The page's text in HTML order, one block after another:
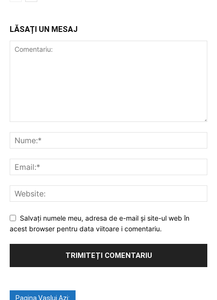
LĂSAȚI UN MESAJ
Salvați numele meu, adresa de e-mail și site-ul web în
acest browser pentru data viitoare i comentariu.
Pagina Vaslui Azi: